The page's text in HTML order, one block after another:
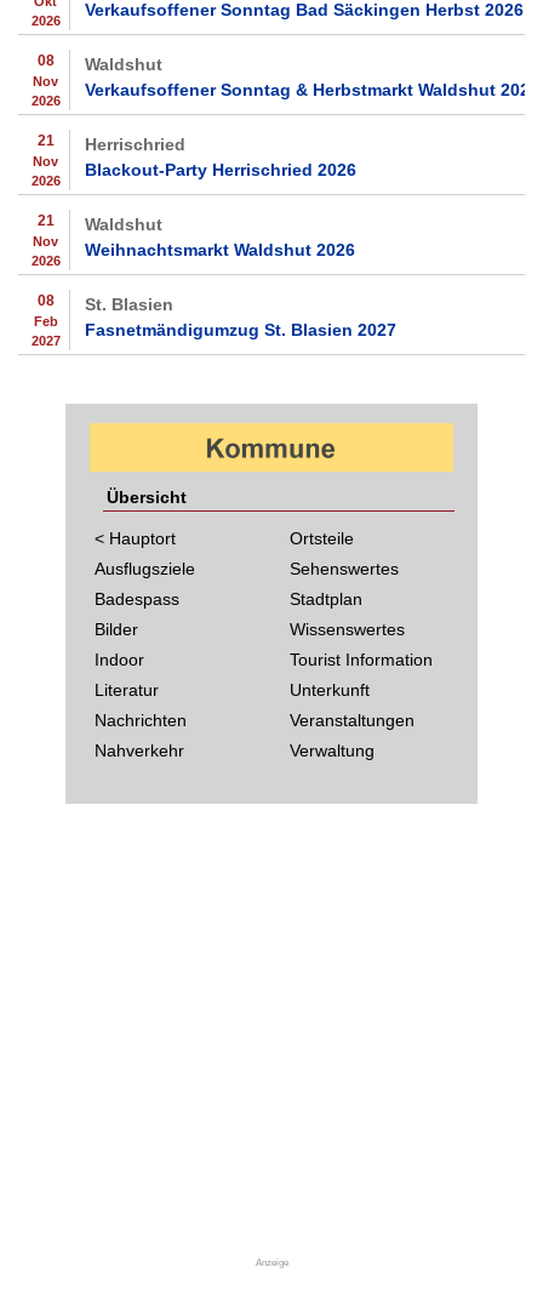
2026
Verkaufsoffener Sonntag Bad Säckingen Herbst 2026
08
Nov
2026
Waldshut
Verkaufsoffener Sonntag & Herbstmarkt Waldshut 2026
21
Nov
2026
Herrischried
Blackout-Party Herrischried 2026
21
Nov
2026
Waldshut
Weihnachtsmarkt Waldshut 2026
08
Feb
2027
St. Blasien
Fasnetmändigumzug St. Blasien 2027
Übersicht
< Hauptort
Ausflugsziele
Badespass
Bilder
Indoor
Literatur
Nachrichten
Nahverkehr
Ortsteile
Sehenswertes
Stadtplan
Wissenswertes
Tourist Information
Unterkunft
Veranstaltungen
Verwaltung
Anzeige